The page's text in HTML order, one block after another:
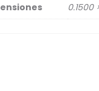
0.1500